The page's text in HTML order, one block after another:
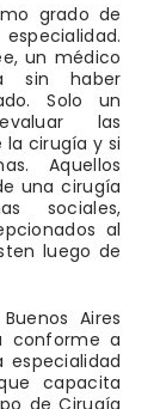
grado de
un médico
sin haber
Solo un
las
cirugía y si
Aquellos
una cirugía
sociales,
al
luego de
Aires
conforme a
especialidad
capacita
de Cirugía